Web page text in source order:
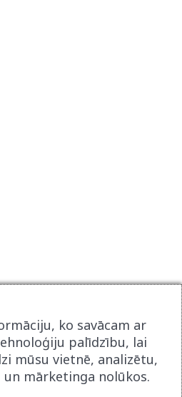
līgumu ar Latvijas
par atbalsta procesu
Līguma nr 9.2-17-N-
izveidot jauna uzņēmuma
ko savācam ar
palīdzību, lai
mūsu vietnē, analizētu,
mārketinga nolūkos.